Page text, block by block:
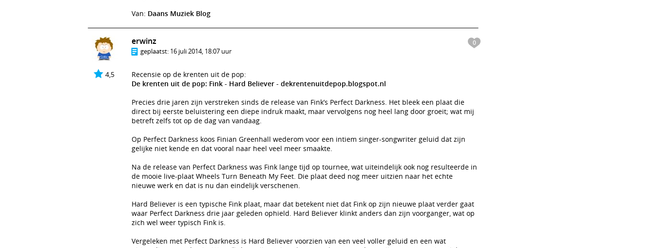
Van: Daans Muziek Blog
4,5
0
erwinz
geplaatst: 16 juli 2014, 18:07 uur
Recensie op de krenten uit de pop:
De krenten uit de pop: Fink - Hard Believer - dekrentenuitdepop.blogspot.nl
Precies drie jaren zijn verstreken sinds de release van Fink’s Perfect Darkness. Het bleek een plaat die
direct bij eerste beluistering een diepe indruk maakt, maar vervolgens nog heel lang door groeit; wat mij
betreft zelfs tot op de dag van vandaag.
Op Perfect Darkness koos Finian Greenhall wederom voor een intiem singer-songwriter geluid dat zijn
gelijke niet kende en dat vooral naar heel veel meer smaakte.
Na de release van Perfect Darkness was Fink lange tijd op tournee, wat uiteindelijk ook nog resulteerde in
de mooie live-plaat Wheels Turn Beneath My Feet. Die plaat deed nog meer uitzien naar het echte
nieuwe werk en dat is nu dan eindelijk verschenen.
Hard Believer is een typische Fink plaat, maar dat betekent niet dat Fink op zijn nieuwe plaat verder gaat
waar Perfect Darkness drie jaar geleden ophield. Hard Believer klinkt anders dan zijn voorganger, wat op
zich wel weer typisch Fink is.
Vergeleken met Perfect Darkness is Hard Believer voorzien van een veel voller geluid en een wat